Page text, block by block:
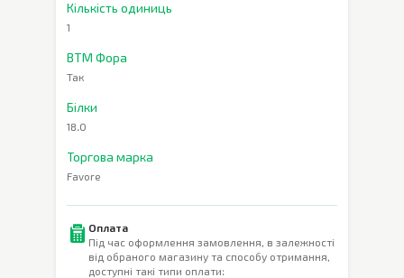
Кількість одиниць
1
ВТМ Фора
Так
Білки
18.0
Торгова марка
Favore
Оплата
Під час оформлення замовлення, в залежності
від обраного магазину та способу отримання,
доступні такі типи оплати: